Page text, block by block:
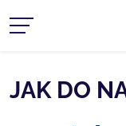
MENU ROZWIJANE
JAK DO